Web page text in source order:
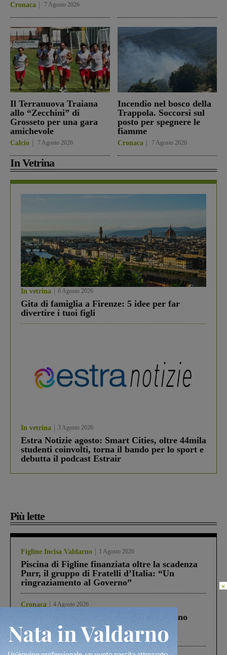
Cronaca 7 Agosto 2026
Il Terranuova Traiana
allo “Zecchini” di
Grosseto per una gara
amichevole
Calcio 7 Agosto 2026
Incendio nel bosco della
Trappola. Soccorsi sul
posto per spegnere le
fiamme
Cronaca 7 Agosto 2026
In Vetrina
In vetrina 6 Agosto 2026
Gita di famiglia a Firenze: 5 idee per far
divertire i tuoi figli
In vetrina 3 Agosto 2026
Estra Notizie agosto: Smart Cities, oltre 44mila
studenti coinvolti, torna il bando per lo sport e
debutta il podcast Estrair
Più lette
Figline Incisa Valdarno 1 Agosto 2026
Piscina di Figline finanziata oltre la scadenza
Pnrr, il gruppo di Fratelli d’Italia: “Un
ringraziamento al Governo”
Cronaca 4 Agosto 2026
Un anno fa la strage in A1 in cui morirono
Gianni, Giulia e Franco. Lo schianto, il
processo, lo stop ai sorpassi fra tir....
×